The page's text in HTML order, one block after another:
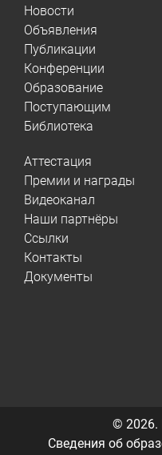
Новости
Объявления
Публикации
Конференции
Образование
Поступающим
Библиотека
Аттестация
Премии и награды
Видеоканал
Наши партнёры
Ссылки
Контакты
Документы
© 2026.
Сведения об